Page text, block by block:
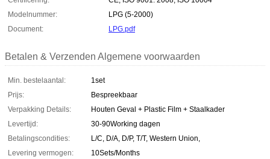
Modelnummer:
LPG (5-2000)
Document:
LPG.pdf
Betalen & Verzenden Algemene voorwaarden
Min. bestelaantal:
1set
Prijs:
Bespreekbaar
Verpakking Details:
Houten Geval + Plastic Film + Staalkader
Levertijd:
30-90Working dagen
Betalingscondities:
L/C, D/A, D/P, T/T, Western Union,
Levering vermogen:
10Sets/Months